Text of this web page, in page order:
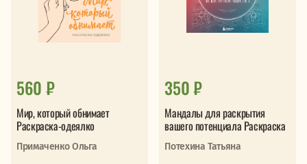
560 ₽
Мир, который обнимает
Раскраска-одеялко
Примаченко Ольга
350 ₽
Мандалы для раскрытия
вашего потенциала Раскраска
Потехина Татьяна